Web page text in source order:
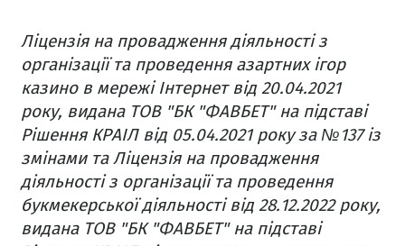
Ліцензія на провадження діяльності з
організації та проведення азартних ігор
казино в мережі Інтернет від 20.04.2021
року, видана ТОВ "БК "ФАВБЕТ" на підставі
Рішення КРАІЛ від 05.04.2021 року за №137 із
змінами та Ліцензія на провадження
діяльності з організації та проведення
букмекерської діяльності від 28.12.2022 року,
видана ТОВ "БК "ФАВБЕТ" на підставі